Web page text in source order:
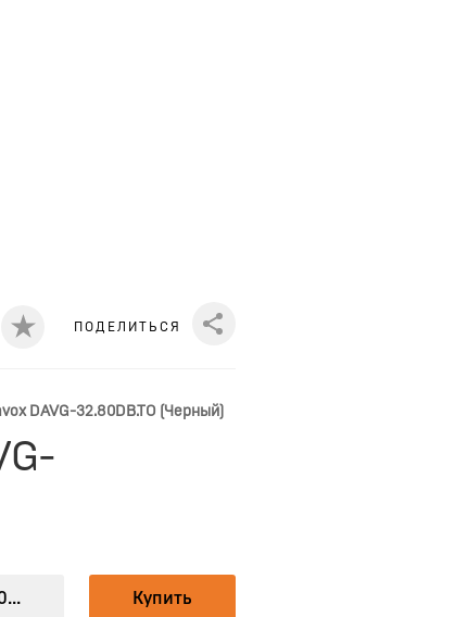
Share
ПОДЕЛИТЬСЯ
DAVG-32.80DB.TO (Черный)
Купить